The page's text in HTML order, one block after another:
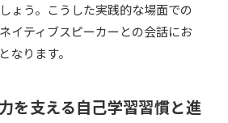
ょう。こうした実践的な場面での
イティブスピーカーとの会話にお
なります。
を支える自己学習習慣と進